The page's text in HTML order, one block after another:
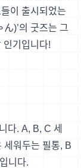
이 출시되었는
)’의 굿즈는 그
인기입니다!
다. A, B, C 세
세워두는 필통, B
니다.